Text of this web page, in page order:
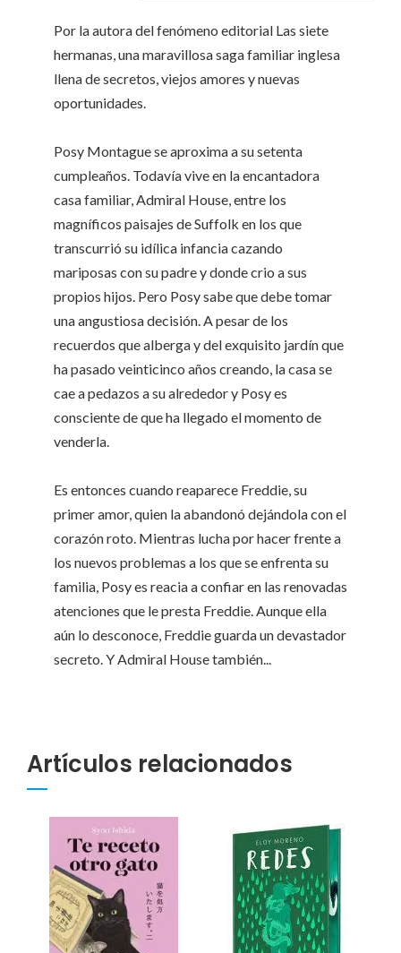
Por la autora del fenómeno editorial Las siete
hermanas, una maravillosa saga familiar inglesa
llena de secretos, viejos amores y nuevas
oportunidades.
Posy Montague se aproxima a su setenta
cumpleaños. Todavía vive en la encantadora
casa familiar, Admiral House, entre los
magníficos paisajes de Suffolk en los que
transcurrió su idílica infancia cazando
mariposas con su padre y donde crio a sus
propios hijos. Pero Posy sabe que debe tomar
una angustiosa decisión. A pesar de los
recuerdos que alberga y del exquisito jardín que
ha pasado veinticinco años creando, la casa se
cae a pedazos a su alrededor y Posy es
consciente de que ha llegado el momento de
venderla.
Es entonces cuando reaparece Freddie, su
primer amor, quien la abandonó dejándola con el
corazón roto. Mientras lucha por hacer frente a
los nuevos problemas a los que se enfrenta su
familia, Posy es reacia a confiar en las renovadas
atenciones que le presta Freddie. Aunque ella
aún lo desconoce, Freddie guarda un devastador
secreto. Y Admiral House también...
Artículos relacionados